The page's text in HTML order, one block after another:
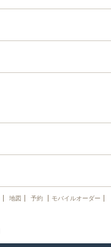
地図 予約
モバイルオーダー